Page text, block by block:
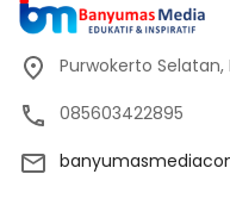
Purwokerto
085603422895